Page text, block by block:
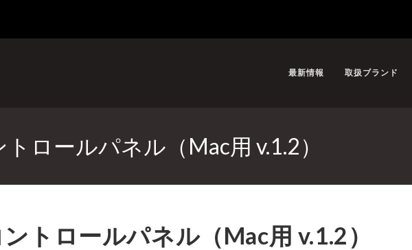
最新情報 取扱ブランド
トロールパネル（Mac用 v.1.2）
トロールパネル（Mac用 v.1.2）